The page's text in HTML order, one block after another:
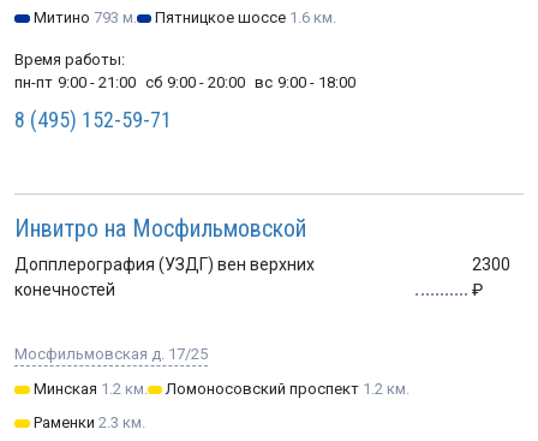
Митино 793 м. Пятницкое шоссе 1.6 км.
Время работы:
пн-пт 9:00 - 21:00 сб 9:00 - 20:00 вс 9:00 - 18:00
8 (495) 152-59-71
Инвитро на Мосфильмовской
Допплерография (УЗДГ) вен верхних
конечностей
2300
Мосфильмовская д. 17/25
Минская 1.2 км. Ломоносовский проспект 1.2 км.
Раменки 2.3 км.